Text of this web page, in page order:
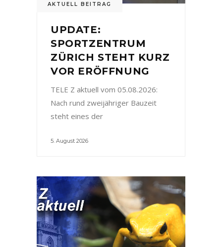
AKTUELL BEITRAG
UPDATE:
SPORTZENTRUM
ZÜRICH STEHT KURZ
VOR ERÖFFNUNG
TELE Z aktuell vom 05.08.2026:
Nach rund zweijähriger Bauzeit
steht eines der
5. August 2026